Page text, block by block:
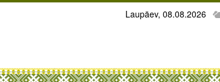
Laupäev, 08.08.2026